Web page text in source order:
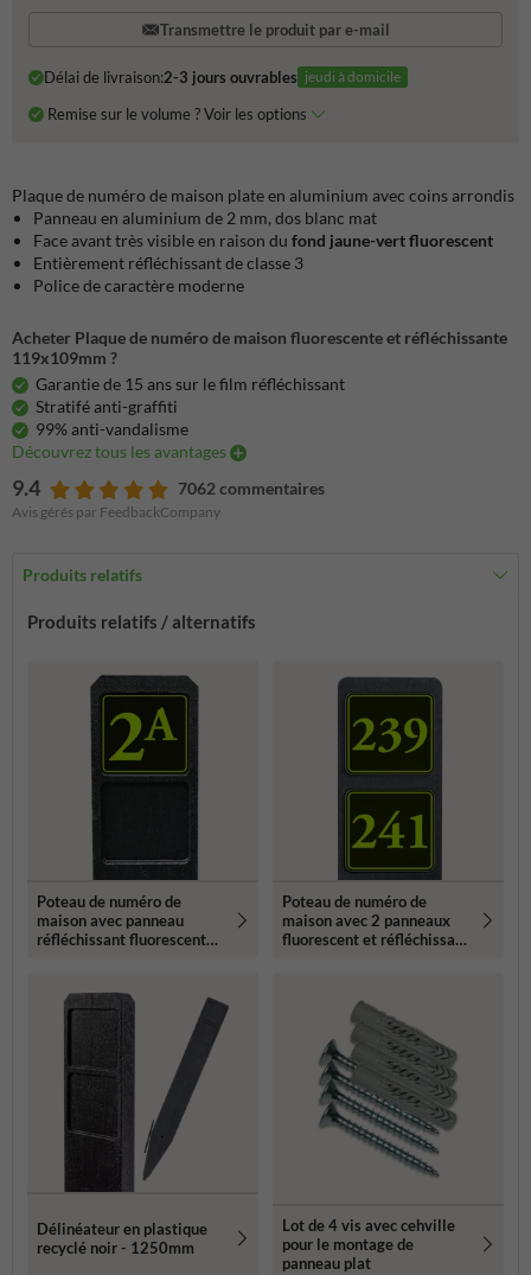
Transmettre le produit par e-mail
Délai de livraison:2-3 jours ouvrables jeudi à domicile
Remise sur le volume ? Voir les options
Plaque de numéro de maison plate en aluminium avec coins arrondis
Panneau en aluminium de 2 mm, dos blanc mat
Face avant très visible en raison du fond jaune-vert fluorescent
Entièrement réfléchissant de classe 3
Police de caractère moderne
Acheter Plaque de numéro de maison fluorescente et réfléchissante
119x109mm ?
Garantie de 15 ans sur le film réfléchissant
Stratifé anti-graffiti
99% anti-vandalisme
Découvrez tous les avantages
9.4 7062 commentaires
Avis gérés par FeedbackCompany
Produits relatifs
Produits relatifs / alternatifs
Poteau de numéro de
maison avec panneau
réfléchissant fluorescent
Poteau de numéro de
maison avec 2 panneaux
fluorescent et réfléchissant
Délinéateur en plastique
recyclé noir - 1250mm
Lot de 4 vis avec cehville
pour le montage de
panneau plat